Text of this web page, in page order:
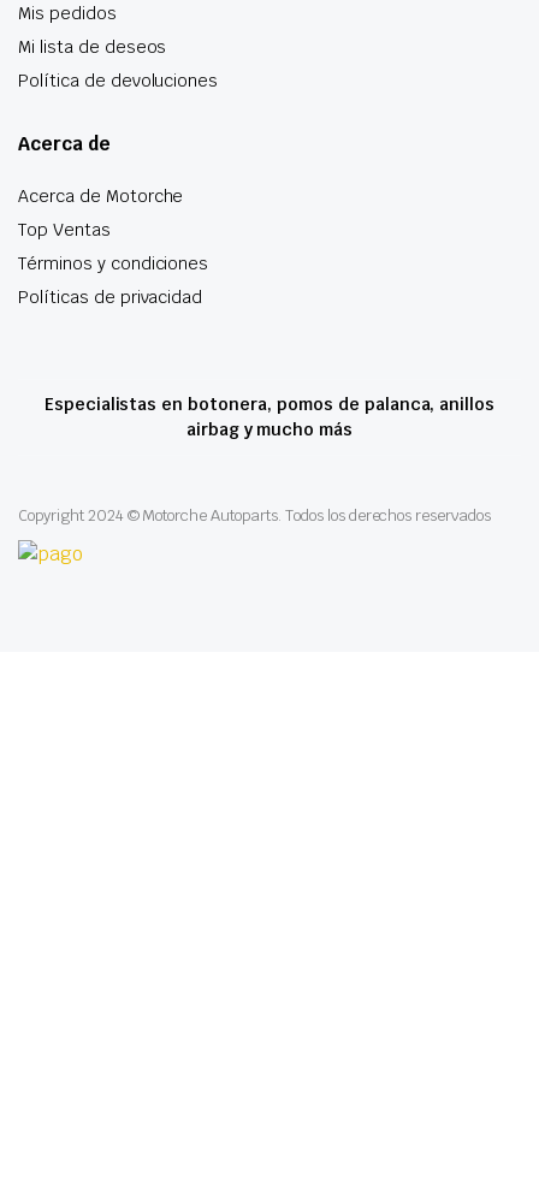
Mis pedidos
Mi lista de deseos
Política de devoluciones
Acerca de
Acerca de Motorche
Top Ventas
Términos y condiciones
Políticas de privacidad
Especialistas en botonera, pomos de palanca, anillos
airbag y mucho más
Copyright 2024 © Motorche Autoparts. Todos los derechos reservados